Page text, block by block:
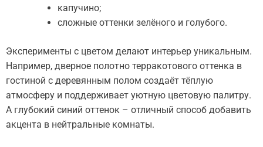
капучино;
сложные оттенки зелёного и голубого.
Эксперименты с цветом делают интерьер уникальным.
Например, дверное полотно терракотового оттенка в
гостиной с деревянным полом создаёт тёплую
атмосферу и поддерживает уютную цветовую палитру.
А глубокий синий оттенок – отличный способ добавить
акцента в нейтральные комнаты.